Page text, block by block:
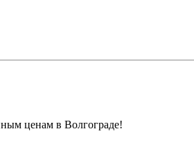
ценам в Волгограде!